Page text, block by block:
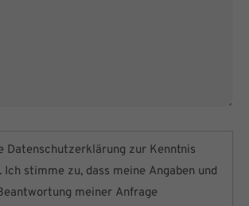
Datenschutzerklärung zur Kenntnis
Ich stimme zu, dass meine Angaben und
meiner Anfrage